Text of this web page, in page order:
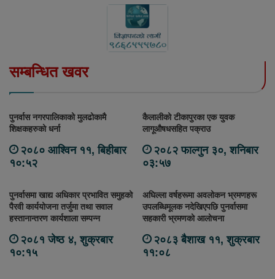
सम्बन्धित खवर
पुनर्वास नगरपालिकाको मुलढोकामै
शिक्षकहरुको धर्ना
२०८० आश्विन ११, बिहीबार
१०:५२
कैलालीको टीकापुरका एक युवक
लागूऔषधसहित पक्राउ
२०८२ फाल्गुन ३०, शनिबार
०३:५७
पुनर्वासमा खाद्य अधिकार प्रभावित समुहको
पैरवी कार्ययोजना तर्जुमा तथा सवाल
हस्तानान्तरण कार्यशाला सम्पन्न
२०८१ जेष्ठ ४, शुक्रबार
१०:१५
अघिल्ला वर्षहरूमा अवलोकन भ्रमणहरू
उपलब्धिमूलक नदेखिएपछि पुनर्वासमा
सहकारी भ्रमणको आलोचना
२०८३ बैशाख ११, शुक्रबार
११:०८